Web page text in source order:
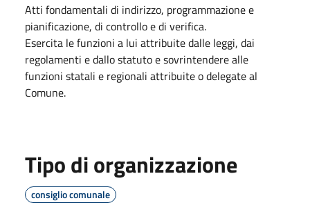
Atti fondamentali di indirizzo, programmazione e
pianificazione, di controllo e di verifica.
Esercita le funzioni a lui attribuite dalle leggi, dai
regolamenti e dallo statuto e sovrintendere alle
funzioni statali e regionali attribuite o delegate al
Comune.
Tipo di organizzazione
consiglio comunale